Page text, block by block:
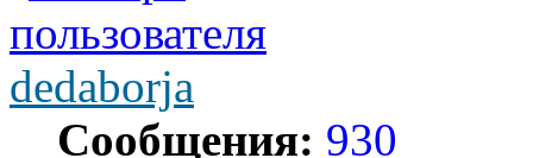
dedaborja
Сообщения: 930